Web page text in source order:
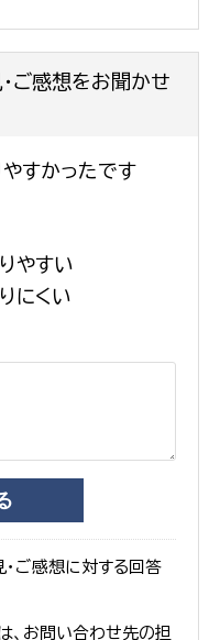
ご感想をお聞かせ
すかったです
やすい
にくい
ご感想に対する回答
、お問い合わせ先の担